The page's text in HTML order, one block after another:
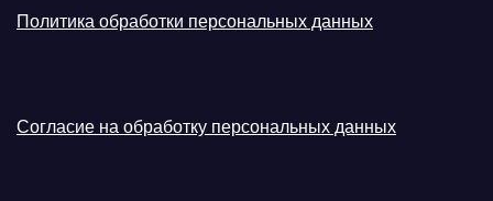
Политика обработки персональных данных
Согласие на обработку персональных данных